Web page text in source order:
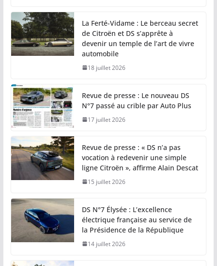
La Ferté-Vidame : Le berceau secret
de Citroën et DS s’apprête à
devenir un temple de l’art de vivre
automobile
18 juillet 2026
Revue de presse : Le nouveau DS
N°7 passé au crible par Auto Plus
17 juillet 2026
Revue de presse : « DS n’a pas
vocation à redevenir une simple
ligne Citroën », affirme Alain Descat
15 juillet 2026
DS N°7 Élysée : L’excellence
électrique française au service de
la Présidence de la République
14 juillet 2026